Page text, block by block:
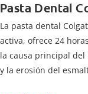
Pasta Dental
La pasta dental
activa, ofrece 24
la causa principal
y la erosión del